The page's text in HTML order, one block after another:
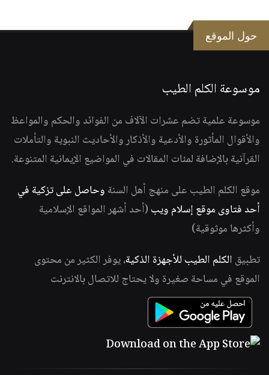
حول الموقع
موسوعة الكلم الطيب
موسوعة علمية تضم عشرات الآلاف من الفوائد والحكم والمواعظ
والأقوال المأثورة والأدعية والأذكار والأحاديث النبوية والتأملات
القرآنية بالإضافة لمئات المقالات في المواضيع الإيمانية المتنوعة.
موقع الكلم الطيب على منهج أهل السنة وحاصل على تزكية في
أحد فتاوى موقع إسلام ويب (أحد أشهر المواقع الإسلامية
وأكثرها موثوقية)
تطبيق الكلم الطيب للأجهزة الذكية، يوفر الكثير من محتوى
الموقع في مساحة صغيرة ولا يحتاج للاتصال بالانترنت